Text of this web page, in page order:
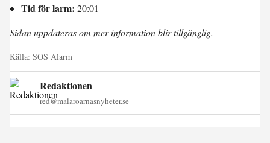
Tid för larm: 20:01
Sidan uppdateras om mer information blir tillgänglig.
Källa: SOS Alarm
Redaktionen
red@malaroarnasnyheter.se